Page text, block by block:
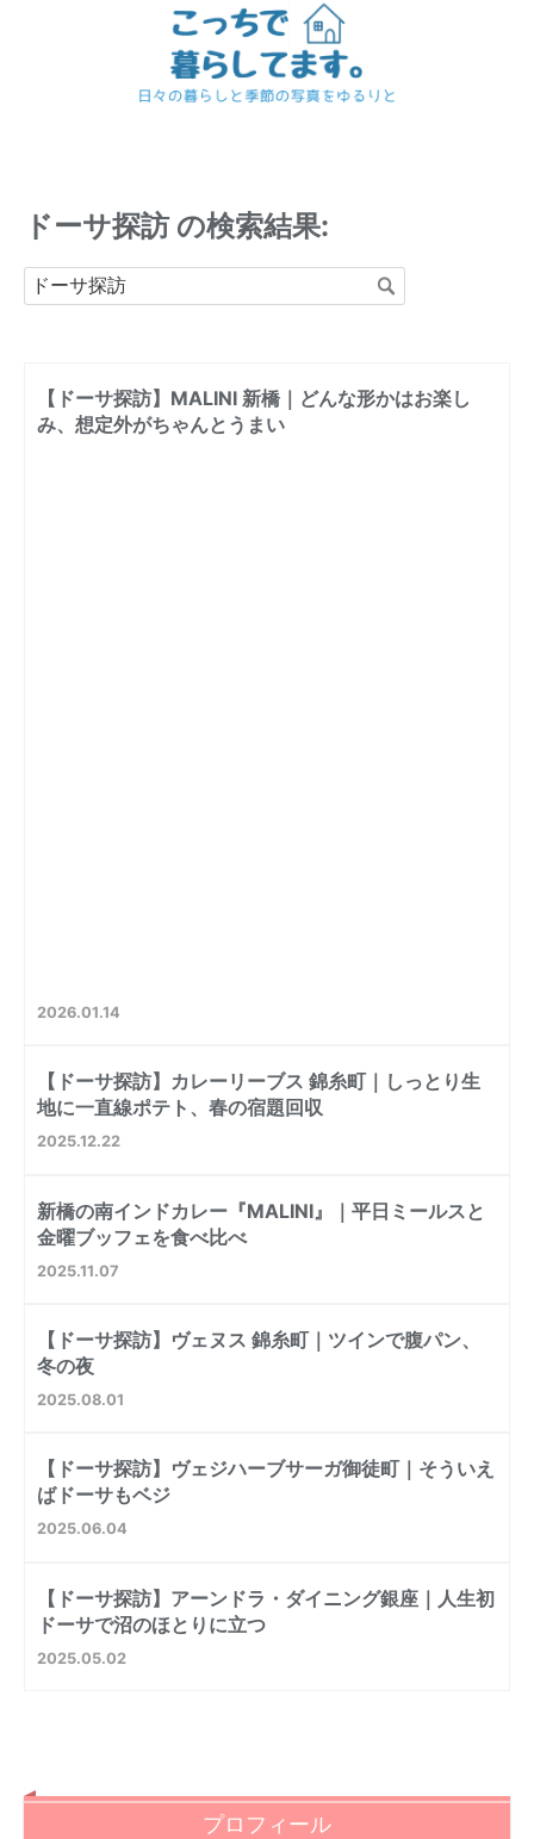
ドーサ探訪 の検索結果:
2026 01 14
【ドーサ探訪】MALINI 新橋｜どんな形かはお楽し
み、想定外がちゃんとうまい
2025 12 22
【ドーサ探訪】カレーリーブス 錦糸町｜しっとり生
地に一直線ポテト、春の宿題回収
2025 11 07
新橋の南インドカレー『MALINI』｜平日ミールスと
金曜ブッフェを食べ比べ
2025 08 01
【ドーサ探訪】ヴェヌス 錦糸町｜ツインで腹パン、
冬の夜
2025 06 04
【ドーサ探訪】ヴェジハーブサーガ御徒町｜そういえ
ばドーサもベジ
2025 05 02
【ドーサ探訪】アーンドラ・ダイニング銀座｜人生初
ドーサで沼のほとりに立つ
プロフィール